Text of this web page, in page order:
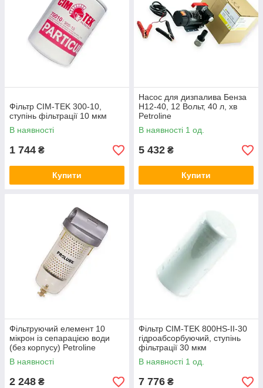
Фільтр CIM-TEK 300-10,
ступінь фільтрації 10 мкм
В наявності
1 744 ₴
Купити
Насос для дизпалива Бенза
Н12-40, 12 Вольт, 40 л, хв
Petroline
В наявності 1 од.
5 432 ₴
Купити
Фільтруючий елемент 10
мікрон із сепарацією води
(без корпусу) Petroline
В наявності
2 248 ₴
Фільтр CIM-TEK 800HS-II-30
гідроабсорбуючий, ступінь
фільтрації 30 мкм
В наявності 1 од.
7 776 ₴